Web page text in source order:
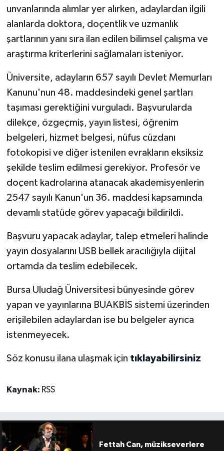
unvanlarında alımlar yer alırken, adaylardan ilgili
alanlarda doktora, doçentlik ve uzmanlık
şartlarının yanı sıra ilan edilen bilimsel çalışma ve
araştırma kriterlerini sağlamaları isteniyor.
Üniversite, adayların 657 sayılı Devlet Memurları
Kanunu'nun 48. maddesindeki genel şartları
taşıması gerektiğini vurguladı. Başvurularda
dilekçe, özgeçmiş, yayın listesi, öğrenim
belgeleri, hizmet belgesi, nüfus cüzdanı
fotokopisi ve diğer istenilen evrakların eksiksiz
şekilde teslim edilmesi gerekiyor. Profesör ve
doçent kadrolarına atanacak akademisyenlerin
2547 sayılı Kanun'un 36. maddesi kapsamında
devamlı statüde görev yapacağı bildirildi.
Başvuru yapacak adaylar, talep etmeleri halinde
yayın dosyalarını USB bellek aracılığıyla dijital
ortamda da teslim edebilecek.
Bursa Uludağ Üniversitesi bünyesinde görev
yapan ve yayınlarına BUAKBİS sistemi üzerinden
erişilebilen adaylardan ise bu belgeler ayrıca
istenmeyecek.
Söz konusu ilana ulaşmak için tıklayabilirsiniz
Kaynak: RSS
Fettah Can, müzikseverlere